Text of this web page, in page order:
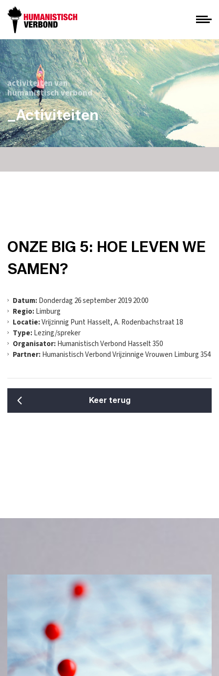
activiteiten van
humanistisch verbond
_Activiteiten
ONZE BIG 5: HOE LEVEN WE
SAMEN?
Datum:Donderdag 26 september 2019 20:00
Regio:Limburg
Locatie:Vrijzinnig Punt Hasselt, A. Rodenbachstraat 18
Type:Lezing/spreker
Organisator:Humanistisch Verbond Hasselt 350
Partner:Humanistisch Verbond Vrijzinnige Vrouwen Limburg 354
Keer terug